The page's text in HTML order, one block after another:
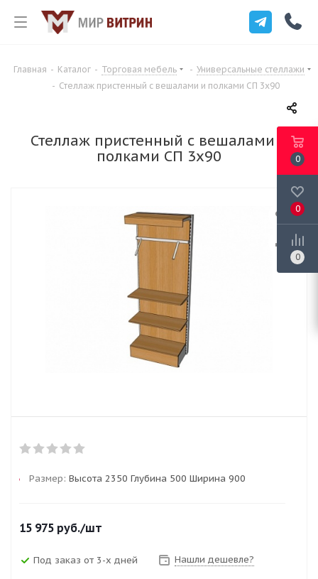
Главная - Каталог - Торговая мебель - Универсальные стеллажи
- Стеллаж пристенный с вешалами и полками СП 3х90
Стеллаж пристенный с вешалами и
полками СП 3х90
Размер: Высота 2350 Глубина 500 Ширина 900
15 975 руб./шт
Под заказ от 3-х дней Нашли дешевле?
0
0
0